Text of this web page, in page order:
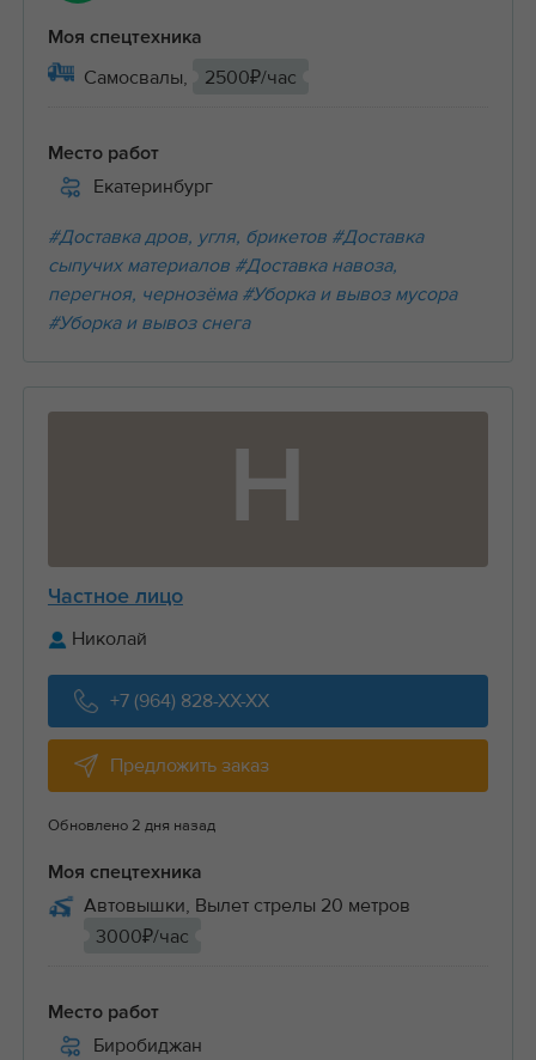
Моя спецтехника
Самосвалы, 2500₽/час
Место работ
Екатеринбург
#Доставка дров, угля, брикетов #Доставка
сыпучих материалов #Доставка навоза,
перегноя, чернозёма #Уборка и вывоз мусора
#Уборка и вывоз снега
Н
Частное лицо
Николай
+7 (964) 828-XX-XX
Предложить заказ
Обновлено 2 дня назад
Моя спецтехника
Автовышки, Вылет стрелы 20 метров
3000₽/час
Место работ
Биробиджан